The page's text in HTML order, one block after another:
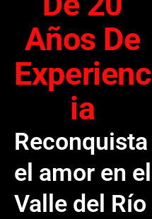
Años De
Experienc
Ia
Reconquista
el amor en el
Valle del Río